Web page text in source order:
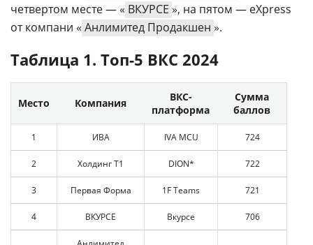
четвертом месте — « ВКУРСЕ », на пятом — eXpress
от компани « Анлимитед Продакшен ».
Таблица 1. Топ-5 ВКС 2024
Место Компания
ВКС-
платформа
Сумма
баллов
1 ИВА IVA MCU 724
2 Холдинг Т1 DION* 722
3 Первая Форма 1F Teams 721
4 ВКУРСЕ Вкурсе 706